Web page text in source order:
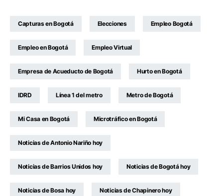
Capturas en Bogotá Elecciones Empleo Bogotá
Empleo en Bogotá Empleo Virtual
Empresa de Acueducto de Bogotá Hurto en Bogotá
IDRD Línea 1 del metro Metro de Bogotá
Mi Casa en Bogotá Microtráfico en Bogotá
Noticias de Antonio Nariño hoy
Noticias de Barrios Unidos hoy Noticias de Bogotá hoy
Noticias de Bosa hoy Noticias de Chapinero hoy